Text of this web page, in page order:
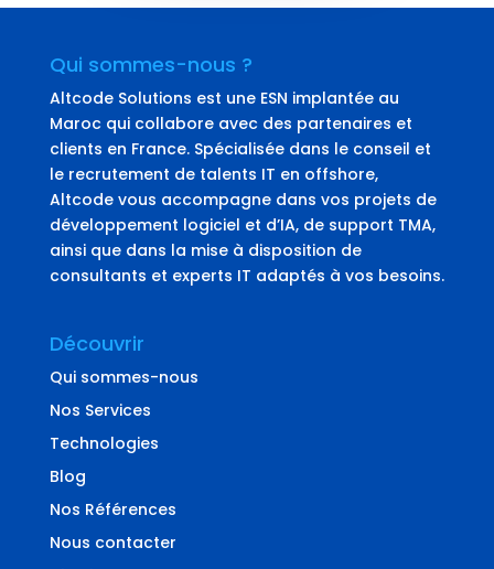
Qui sommes-nous ?
Altcode Solutions est une ESN implantée au
Maroc qui collabore avec des partenaires et
clients en France. Spécialisée dans le conseil et
le recrutement de talents IT en offshore,
Altcode vous accompagne dans vos projets de
développement logiciel et d’IA, de support TMA,
ainsi que dans la mise à disposition de
consultants et experts IT adaptés à vos besoins.
Découvrir
Qui sommes-nous
Nos Services
Technologies
Blog
Nos Références
Nous contacter